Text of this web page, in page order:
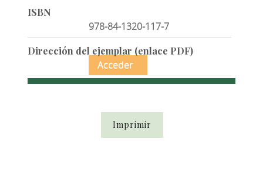
ISBN
978-84-1320-117-7
Dirección del ejemplar (enlace PDF)
Acceder
Imprimir